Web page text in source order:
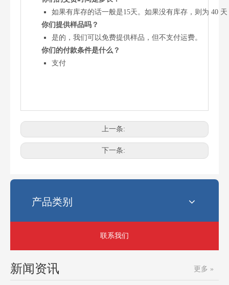
如果有库存的话一般是15天。如果没有库存，则为 40
你们提供样品吗？
是的，我们可以免费提供样品，但不支付运费。
你们的付款条件是什么？
支付
上一条:
下一条:
产品类别
联系我们
新闻资讯 更多 »
电锯最常见的链条尺寸是多少？
选择正确的链锯链条尺寸可能会令人困惑。使用错误的链条会影响